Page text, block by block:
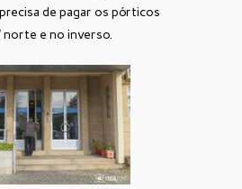
de pagar os pórticos
norte e no inverso.